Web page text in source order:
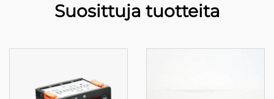
Suosittuja tuotteita